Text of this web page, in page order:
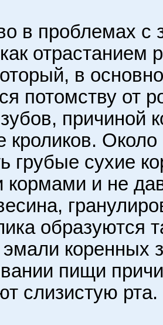
в проблемах с
отрастанием
в
потомству от
причиной
кроликов.
грубые сухие
и не
образуются
коренных
пищи
слизистую рта.